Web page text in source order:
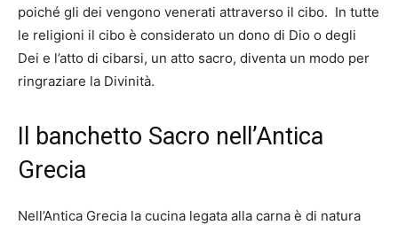
poiché gli dei vengono venerati attraverso il cibo. In tutte
le religioni il cibo è considerato un dono di Dio o degli
Dei e l’atto di cibarsi, un atto sacro, diventa un modo per
ringraziare la Divinità.
Il banchetto Sacro nell’Antica
Grecia
Nell’Antica Grecia la cucina legata alla carna è di natura